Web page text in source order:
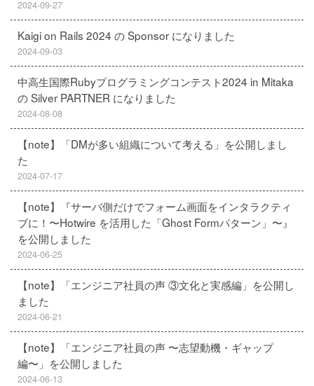
2024-09-27
Kaigi on Rails 2024 の Sponsor になりました
2024-09-03
中高生国際Rubyプログラミングコンテスト2024 in Mitaka
の Silver PARTNER になりました
2024-08-08
【note】「DMが多い組織について考える」を公開しまし
た
2024-07-17
【note】『サーバ側だけでフォーム画面をインタラクティ
ブに！〜Hotwire を活用した「Ghost Formパターン」〜』
を公開しました
2024-06-25
【note】「エンジニア社員の声 ③文化と実感編」を公開し
ました
2024-06-21
【note】「エンジニア社員の声 〜志望動機・ギャップ
編〜」を公開しました
2024-06-13